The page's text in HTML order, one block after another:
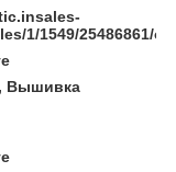
1/1549/25486861/
Вышивка